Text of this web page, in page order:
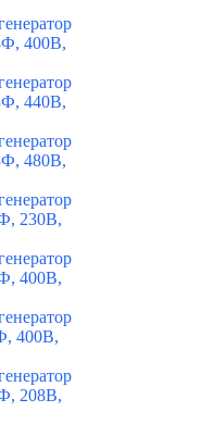
400В,
440В,
480В,
230В,
400В,
400В,
208В,